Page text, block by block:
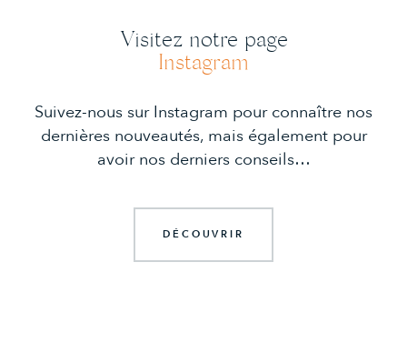
Visitez notre page
Instagram
Suivez-nous sur Instagram pour connaître nos
dernières nouveautés, mais également pour
avoir nos derniers conseils…
DÉCOUVRIR